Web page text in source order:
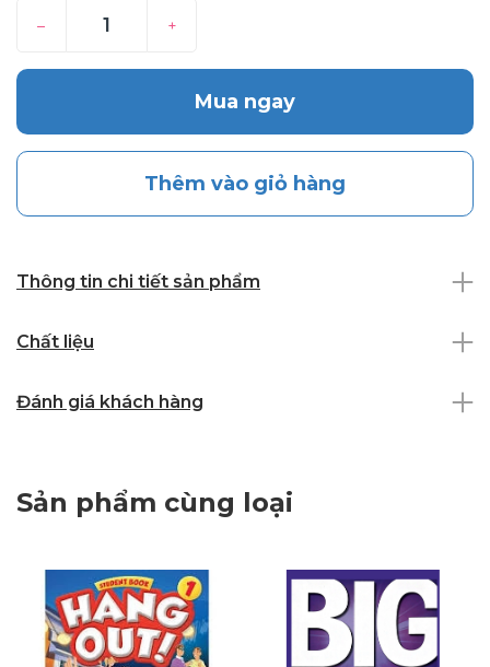
– +
Mua ngay
Thêm vào giỏ hàng
Thông tin chi tiết sản phẩm
Chất liệu
Đánh giá khách hàng
Sản phẩm cùng loại